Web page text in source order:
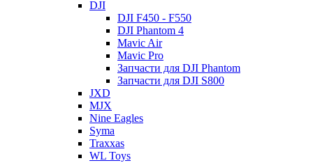
DJI
DJI F450 - F550
DJI Phantom 4
Mavic Air
Mavic Pro
Запчасти для DJI Phantom
Запчасти для DJI S800
JXD
MJX
Nine Eagles
Syma
Traxxas
WL Toys